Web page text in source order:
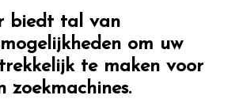
biedt tal van
om uw
te maken voor
zoekmachines.